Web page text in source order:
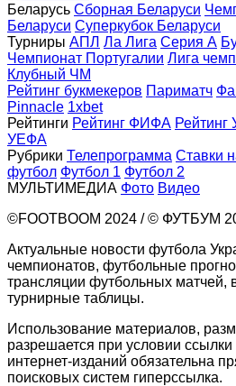
Беларусь Сборная Беларуси
Беларуси Суперкубок Беларуси
Турниры АПЛ Ла Лига Серия А
Чемпионат Португалии Лига
Клубный ЧМ
Рейтинг букмекеров Париматч
Pinnacle 1xbet
Рейтинги Рейтинг ФИФА
УЕФА
Рубрики Телепрограмма Ставки
футбол Футбол 1 Футбол 2
МУЛЬТИМЕДИА Фото Видео
©FOOTBOOM 2024 / © ФУТБУМ
Актуальные новости футбола
чемпионатов, футбольные
трансляции футбольных матчей,
турнирные таблицы.
Использование материалов,
разрешается при условии
интернет-изданий обязательна
поисковых систем гиперссылка.